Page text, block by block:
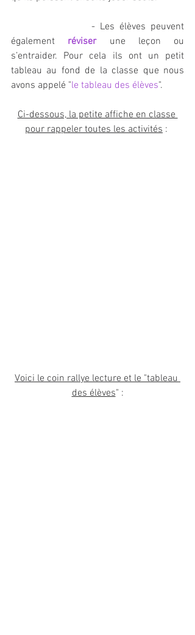
également réviser une leçon ou
s’entraider. Pour cela ils ont un petit
tableau au fond de la classe que nous
avons appelé "le tableau des élèves".
Ci-dessous, la petite affiche en classe
pour rappeler toutes les activités :
Voici le coin rallye lecture et le "tableau
des élèves" :